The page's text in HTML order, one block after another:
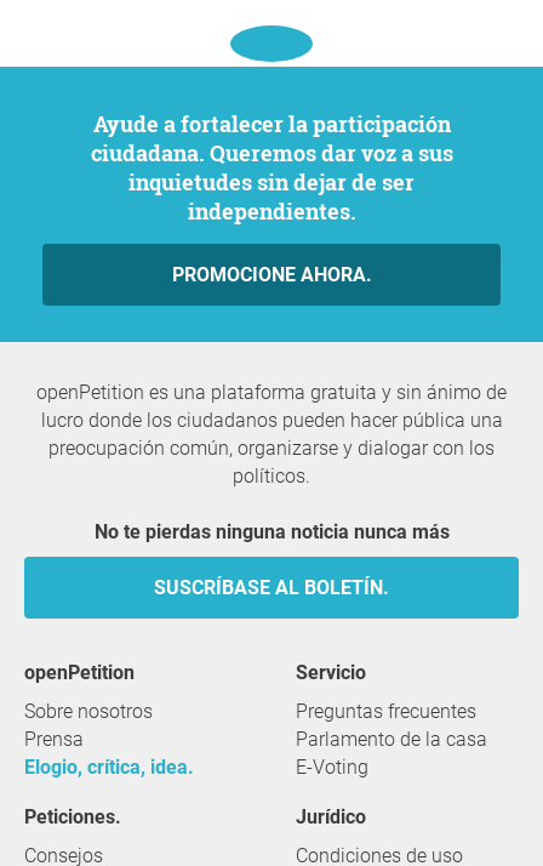
Ayude a fortalecer la participación
ciudadana. Queremos dar voz a sus
inquietudes sin dejar de ser
independientes.
PROMOCIONE AHORA.
openPetition es una plataforma gratuita y sin ánimo de
lucro donde los ciudadanos pueden hacer pública una
preocupación común, organizarse y dialogar con los
políticos.
No te pierdas ninguna noticia nunca más
SUSCRÍBASE AL BOLETÍN.
openPetition
Sobre nosotros
Prensa
Elogio, crítica, idea.
servicio
Preguntas frecuentes
Parlamento de la casa
E-Voting
Peticiones.
Consejos
Jurídico
Condiciones de uso